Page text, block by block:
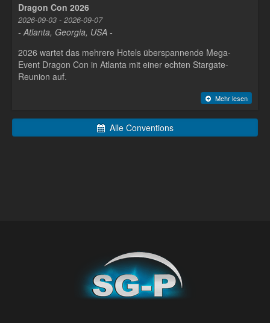
Dragon Con 2026
2026-09-03 - 2026-09-07
- Atlanta, Georgia, USA -
2026 wartet das mehrere Hotels überspannende Mega-
Event Dragon Con in Atlanta mit einer echten Stargate-
Reunion auf.
Mehr lesen
Alle Conventions